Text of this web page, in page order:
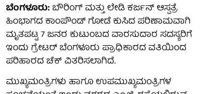
ಬೆಂಗಳೂರು:ಬೌರಿಂಗ್ ಮತ್ತು ಲೇಡಿ ಕರ್ಜನ್ ಆಸ್ಪತ್ರೆ
ಹಿಂಭಾಗದ ಕಾಂಪೌಂಡ್ ಗೋಡೆ ಕುಸಿದ ಪರಿಣಾಮವಾಗಿ
ಮೃತಪಟ್ಟ 7 ಜನರ ಕುಟುಂಬದ ವಾರಸುದಾರ ಸದಸ್ಯರಿಗೆ
ಇಂದು ಗ್ರೇಟರ್ ಬೆಂಗಳೂರು ಪ್ರಾಧಿಕಾರದ ವತಿಯಿಂದ
ಪರಿಹಾರದ ಚೆಕ್ ವಿತರಿಸಲಾಗಿದೆ.
ಮುಖ್ಯಮಂತ್ರಿಗಳು ಹಾಗೂ ಉಪಮುಖ್ಯಮಂತ್ರಿಗಳ